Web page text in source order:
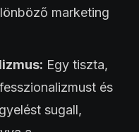
marketing
Egy tiszta,
és
sugall,